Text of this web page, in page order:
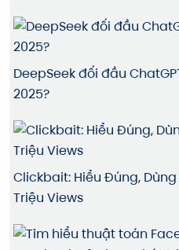
DeepSeek đối đầu
2025?
Clickbait: Hiểu Đúng,
Triệu Views